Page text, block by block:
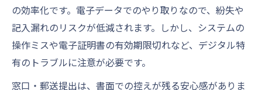
の効率化です。電子データでのやり取りなので、紛失や
記入漏れのリスクが低減されます。しかし、システムの
操作ミスや電子証明書の有効期限切れなど、デジタル特
有のトラブルに注意が必要です。
窓口・郵送提出は、書面での控えが残る安心感がありま